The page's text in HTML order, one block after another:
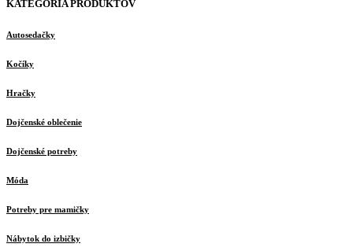
KATEGÓRIA PRODUKTOV
Autosedačky
Kočíky
Hračky
Dojčenské oblečenie
Dojčenské potreby
Móda
Potreby pre mamičky
Nábytok do izbičky